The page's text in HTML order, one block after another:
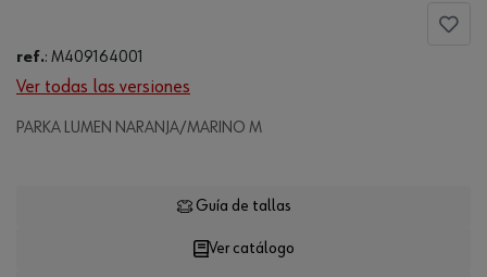
ref.: M409164001
Ver todas las versiones
PARKA LUMEN NARANJA/MARINO M
Loading...
Ver catálogo
Guía de tallas